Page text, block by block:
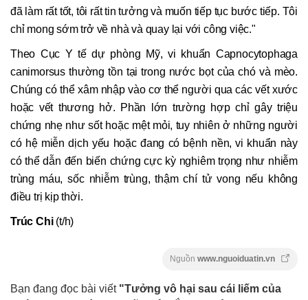
đã làm rất tốt, tôi rất tin tưởng và muốn tiếp tục bước tiếp. Tôi
chỉ mong sớm trở về nhà và quay lại với công việc."
Theo Cục Y tế dự phòng Mỹ, vi khuẩn Capnocytophaga
canimorsus thường tồn tại trong nước bọt của chó và mèo.
Chúng có thể xâm nhập vào cơ thể người qua các vết xước
hoặc vết thương hở. Phần lớn trường hợp chỉ gây triệu
chứng nhẹ như sốt hoặc mệt mỏi, tuy nhiên ở những người
có hệ miễn dịch yếu hoặc đang có bệnh nền, vi khuẩn này
có thể dẫn đến biến chứng cực kỳ nghiêm trọng như nhiễm
trùng máu, sốc nhiễm trùng, thậm chí tử vong nếu không
điều trị kịp thời.
Trúc Chi (t/h)
Nguồn www.nguoiduatin.vn
Bạn đang đọc bài viết "Tưởng vô hại sau cái liếm của